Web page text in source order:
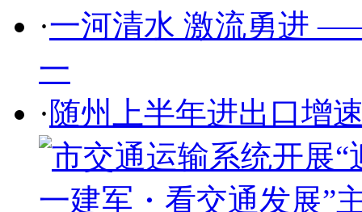
·一河清水 激流勇进
一
·随州上半年进出口增